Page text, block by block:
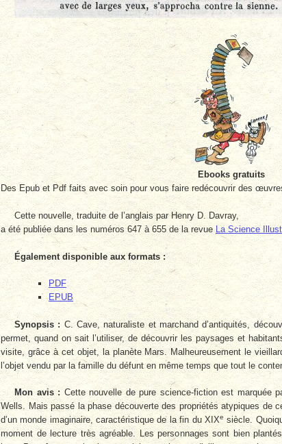
Ebooks gratuits
Des Epub et Pdf faits avec soin pour vous faire redécouvrir des
Cette nouvelle, traduite de l’anglais par Henry D. Da­vray,
a été publiée dans les numéros 647 à 655 de la re­vue La Science
Également disponible aux formats :
PDF
EPUB
Synopsis : C. Cave, naturaliste et marchand d’antiquités,
permet, quand on sait l’utiliser, de découvrir les paysages et
visite, grâce à cet objet, la planète Mars. Malheureusement le
l’objet vendu par la famille du défunt en même temps que tout le
Mon avis :Cette nouvelle de pure science-fiction est marquée
Wells. Mais passé la phase découverte des propriétés atypiques de
d’un monde imaginaire, caractéristique de la fin du XIXe siècle.
moment de lecture très agréable. Les personnages sont bien